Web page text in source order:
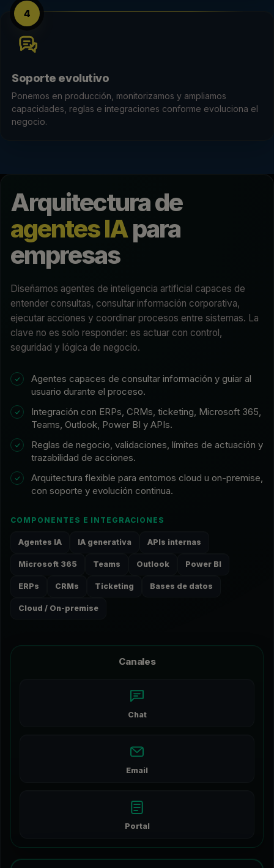
4
Soporte evolutivo
Ponemos en producción, monitorizamos y ampliamos
capacidades, reglas e integraciones conforme evoluciona el
negocio.
Arquitectura de
agentes IApara
empresas
Diseñamos agentes de inteligencia artificial capaces de
entender consultas, consultar información corporativa,
ejecutar acciones y coordinar procesos entre sistemas. La
clave no es solo responder: es actuar con control,
seguridad y lógica de negocio.
Agentes capaces de consultar información y guiar al
usuario durante el proceso.
Integración con ERPs, CRMs, ticketing, Microsoft 365,
Teams, Outlook, Power BI y APIs.
Reglas de negocio, validaciones, límites de actuación y
trazabilidad de acciones.
Arquitectura flexible para entornos cloud u on-premise,
con soporte y evolución continua.
COMPONENTES E INTEGRACIONES
Agentes IA IA generativa APIs internas
Microsoft 365 Teams Outlook Power BI
ERPs CRMs Ticketing Bases de datos
Cloud / On-premise
Canales
Chat
Email
Portal